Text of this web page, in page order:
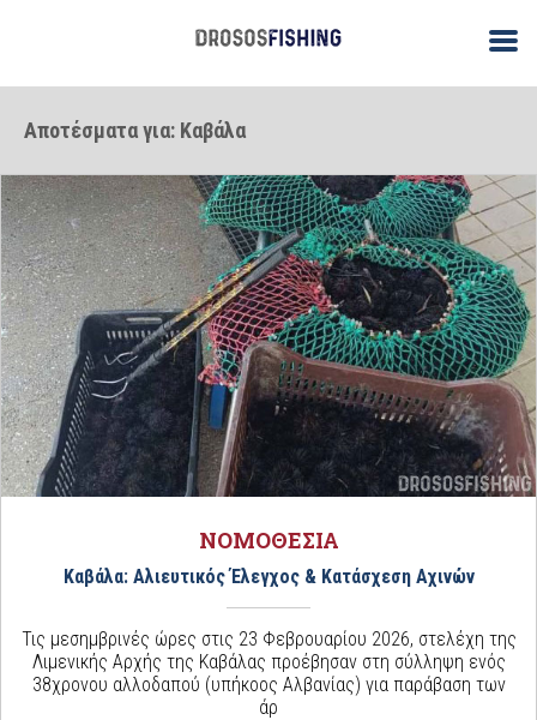
Αποτέσματα για: Καβάλα
ΝΟΜΟΘΕΣΙΑ
Καβάλα: Αλιευτικός Έλεγχος & Κατάσχεση Αχινών
Τις μεσημβρινές ώρες στις 23 Φεβρουαρίου 2026, στελέχη της
Λιμενικής Αρχής της Καβάλας προέβησαν στη σύλληψη ενός
38χρονου αλλοδαπού (υπήκοος Αλβανίας) για παράβαση των
άρ